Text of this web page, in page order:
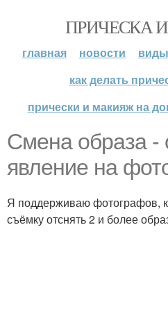
ПРИЧЕСКА
главная новости
как делать
прически и макияж на
Смена образа -
явление на
Я поддерживаю фотографов,
съёмку отснять 2 и более